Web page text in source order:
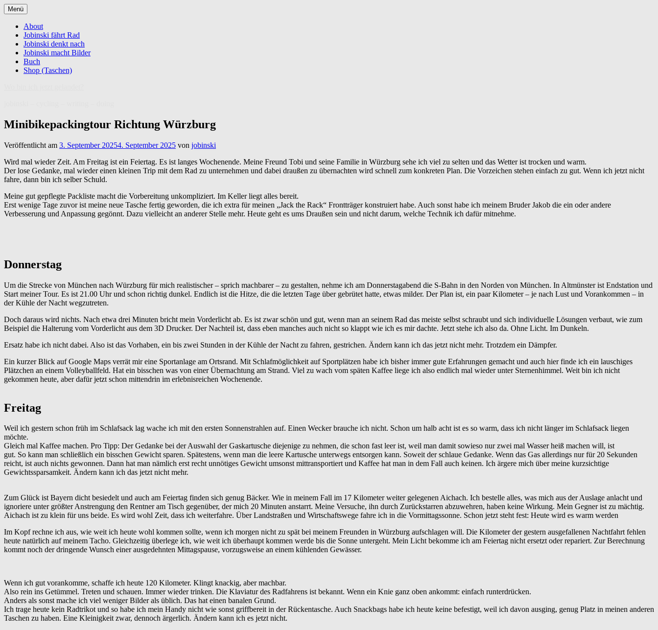
Zum
Inhalt
springen
Menü
About
Jobinski fährt Rad
Jobinski denkt nach
Jobinski macht Bilder
Buch
Shop (Taschen)
Minibikepackingtour Richtung Würzburg
Veröffentlicht am 3. September 20254. September 2025 von jobinski
Wird mal wieder Zeit. Am Freitag ist ein Feiertag. Es ist langes Wochenende. Meine Freund Tobi und seine Familie in Würzburg sehe ich viel zu selten und das Wetter ist trocken und warm.
Der lose Gedanke, mal wieder einen kleinen Trip mit dem Rad zu unternehmen und dabei draußen zu übernachten wird schnell zum konkreten Plan. Die Vorzeichen stehen einfach zu gut. Wenn ich jetzt nicht
fahre, dann bin ich selber Schuld.
Meine gut gepflegte Packliste macht die Vorbereitung unkompliziert. Im Keller liegt alles bereit.
Erst wenige Tage zuvor ist meine neue Tasche fertig geworden, die ich extra für meinen „Jack the Rack“ Frontträger konstruiert habe. Auch sonst habe ich meinem Bruder Jakob die ein oder andere
Verbesserung und Anpassung gegönnt. Dazu vielleicht an anderer Stelle mehr. Heute geht es ums Draußen sein und nicht darum, welche Technik ich dafür mitnehme.
Donnerstag
Um die Strecke von München nach Würzburg für mich realistischer – sprich machbarer – zu gestalten, nehme ich am Donnerstagabend die S-Bahn in den Norden von München. In Altmünster ist Endstation und
Start meiner Tour. Es ist 21.00 Uhr und schon richtig dunkel. Endlich ist die Hitze, die die letzten Tage über gebrütet hatte, etwas milder. Der Plan ist, ein paar Kilometer – je nach Lust und Vorankommen – in
der Kühle der Nacht wegzutreten.
Doch daraus wird nichts. Nach etwa drei Minuten bricht mein Vorderlicht ab. Es ist zwar schön und gut, wenn man an seinem Rad das meiste selbst schraubt und sich individuelle Lösungen verbaut, wie zum
Beispiel die Halterung vom Vorderlicht aus dem 3D Drucker. Der Nachteil ist, dass eben manches auch nicht so klappt wie ich es mir dachte. Jetzt stehe ich also da. Ohne Licht. Im Dunkeln.
Ersatz habe ich nicht dabei. Also ist das Vorhaben, ein bis zwei Stunden in der Kühle der Nacht zu fahren, gestrichen. Ändern kann ich das jetzt nicht mehr. Trotzdem ein Dämpfer.
Ein kurzer Blick auf Google Maps verrät mir eine Sportanlage am Ortsrand. Mit Schlafmöglichkeit auf Sportplätzen habe ich bisher immer gute Erfahrungen gemacht und auch hier finde ich ein lauschiges
Plätzchen an einem Volleyballfeld. Hat ein bisschen was von einer Übernachtung am Strand. Viel zu wach vom späten Kaffee liege ich also endlich mal wieder unter Sternenhimmel. Weit bin ich nicht
gekommen heute, aber dafür jetzt schon mittendrin im erlebnisreichen Wochenende.
Freitag
Weil ich gestern schon früh im Schlafsack lag wache ich mit den ersten Sonnenstrahlen auf. Einen Wecker brauche ich nicht. Schon um halb acht ist es so warm, dass ich nicht länger im Schlafsack liegen
möchte.
Gleich mal Kaffee machen. Pro Tipp: Der Gedanke bei der Auswahl der Gaskartusche diejenige zu nehmen, die schon fast leer ist, weil man damit sowieso nur zwei mal Wasser heiß machen will, ist
gut. So kann man schließlich ein bisschen Gewicht sparen. Spätestens, wenn man die leere Kartusche unterwegs entsorgen kann. Soweit der schlaue Gedanke. Wenn das Gas allerdings nur für 20 Sekunden
reicht, ist auch nichts gewonnen. Dann hat man nämlich erst recht unnötiges Gewicht umsonst mittransportiert und Kaffee hat man in dem Fall auch keinen. Ich ärgere mich über meine kurzsichtige
Gewichtssparsamkeit. Ändern kann ich das jetzt nicht mehr.
Zum Glück ist Bayern dicht besiedelt und auch am Feiertag finden sich genug Bäcker. Wie in meinem Fall im 17 Kilometer weiter gelegenen Aichach. Ich bestelle alles, was mich aus der Auslage anlacht und
ignoriere unter größter Anstrengung den Rentner am Tisch gegenüber, der mich 20 Minuten anstarrt. Meine Versuche, ihn durch Zurückstarren abzuwehren, haben keine Wirkung. Mein Gegner ist zu mächtig.
Aichach ist zu klein für uns beide. Es wird wohl Zeit, dass ich weiterfahre. Über Landstraßen und Wirtschaftswege fahre ich in die Vormittagssonne. Schon jetzt steht fest: Heute wird es warm werden
Im Kopf rechne ich aus, wie weit ich heute wohl kommen sollte, wenn ich morgen nicht zu spät bei meinem Freunden in Würzburg aufschlagen will. Die Kilometer der gestern ausgefallenen Nachtfahrt fehlen
heute natürlich auf meinem Tacho. Gleichzeitig überlege ich, wie weit ich überhaupt kommen werde bis die Sonne untergeht. Mein Licht bekomme ich am Feiertag nicht ersetzt oder repariert. Zur Berechnung
kommt noch der dringende Wunsch einer ausgedehnten Mittagspause, vorzugsweise an einem kühlenden Gewässer.
Wenn ich gut vorankomme, schaffe ich heute 120 Kilometer. Klingt knackig, aber machbar.
Also rein ins Getümmel. Treten und schauen. Immer wieder trinken. Die Klaviatur des Radfahrens ist bekannt. Wenn ein Knie ganz oben ankommt: einfach runterdrücken.
Anders als sonst mache ich viel weniger Bilder als üblich. Das hat einen banalen Grund.
Ich trage heute kein Radtrikot und so habe ich mein Handy nicht wie sonst griffbereit in der Rückentasche. Auch Snackbags habe ich heute keine befestigt, weil ich davon ausging, genug Platz in meinen anderen
Taschen zu haben. Eine Kleinigkeit zwar, dennoch ärgerlich. Ändern kann ich es jetzt nicht.